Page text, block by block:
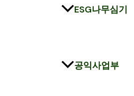
ESG나무심기
공익사업부